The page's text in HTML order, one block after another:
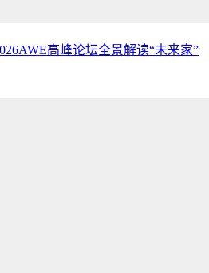
高峰论坛全景解读“未来家”